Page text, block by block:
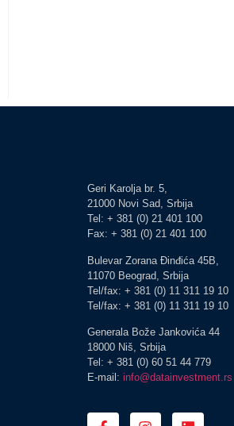
Geri Karolja br. 5,
21000 Novi Sad, Srbija
Tel: + 381 (0) 21 401 100
Fax: + 381 (0) 21 401 100
Bulevar Zorana Đinđića 45B,
11070 Beograd, Srbija
Tel/fax: + 381 (0) 11 311 19 10
Tel/fax: + 381 (0) 11 311 19 10
Generala Bože Jankovića 44
18000 Niš, Srbija
Tel: + 381 (0) 60 51 44 779
E-mail: info@datainvestment.rs